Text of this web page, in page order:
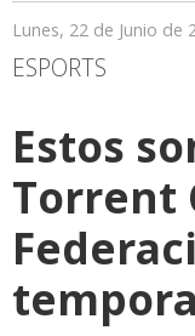
Lunes, 22 de Junio de
ESPORTS
Estos
Torrent